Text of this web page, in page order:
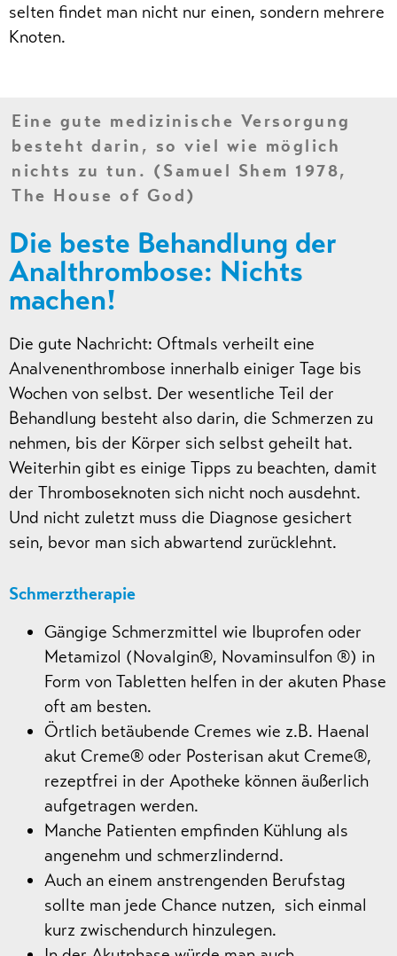
selten findet man nicht nur einen, sondern mehrere
Knoten.
Eine gute medizinische Versorgung
besteht darin, so viel wie möglich
nichts zu tun. (Samuel Shem 1978,
The House of God)
Die beste Behandlung der
Analthrombose: Nichts
machen!
Die gute Nachricht: Oftmals verheilt eine
Analvenenthrombose innerhalb einiger Tage bis
Wochen von selbst. Der wesentliche Teil der
Behandlung besteht also darin, die Schmerzen zu
nehmen, bis der Körper sich selbst geheilt hat.
Weiterhin gibt es einige Tipps zu beachten, damit
der Thromboseknoten sich nicht noch ausdehnt.
Und nicht zuletzt muss die Diagnose gesichert
sein, bevor man sich abwartend zurücklehnt.
Schmerztherapie
Gängige Schmerzmittel wie Ibuprofen oder
Metamizol (Novalgin®, Novaminsulfon ®) in
Form von Tabletten helfen in der akuten Phase
oft am besten.
Örtlich betäubende Cremes wie z.B. Haenal
akut Creme® oder Posterisan akut Creme®,
rezeptfrei in der Apotheke können äußerlich
aufgetragen werden.
Manche Patienten empfinden Kühlung als
angenehm und schmerzlindernd.
Auch an einem anstrengenden Berufstag
sollte man jede Chance nutzen, sich einmal
kurz zwischendurch hinzulegen.